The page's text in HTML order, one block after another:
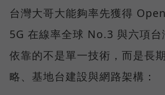
台灣大哥大能夠率先獲得
5G 在線率全球 No.3 與六項台
依靠的不是單一技術，而是長
略、基地台建設與網路架構：